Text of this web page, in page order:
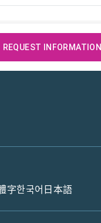
REQUEST INFORMATION
字한국어 日本語